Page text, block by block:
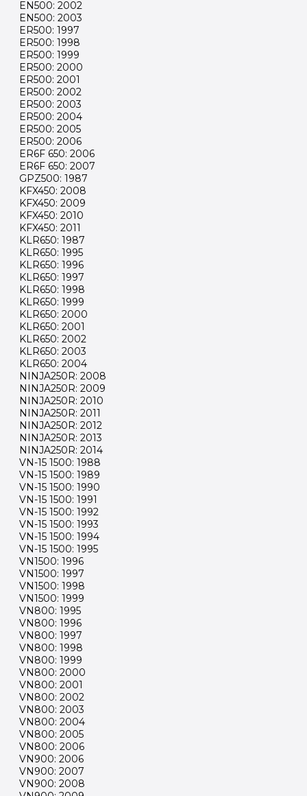
EN500: 2002
EN500: 2003
ER500: 1997
ER500: 1998
ER500: 1999
ER500: 2000
ER500: 2001
ER500: 2002
ER500: 2003
ER500: 2004
ER500: 2005
ER500: 2006
ER6F 650: 2006
ER6F 650: 2007
GPZ500: 1987
KFX450: 2008
KFX450: 2009
KFX450: 2010
KFX450: 2011
KLR650: 1987
KLR650: 1995
KLR650: 1996
KLR650: 1997
KLR650: 1998
KLR650: 1999
KLR650: 2000
KLR650: 2001
KLR650: 2002
KLR650: 2003
KLR650: 2004
NINJA250R: 2008
NINJA250R: 2009
NINJA250R: 2010
NINJA250R: 2011
NINJA250R: 2012
NINJA250R: 2013
NINJA250R: 2014
VN-15 1500: 1988
VN-15 1500: 1989
VN-15 1500: 1990
VN-15 1500: 1991
VN-15 1500: 1992
VN-15 1500: 1993
VN-15 1500: 1994
VN-15 1500: 1995
VN1500: 1996
VN1500: 1997
VN1500: 1998
VN1500: 1999
VN800: 1995
VN800: 1996
VN800: 1997
VN800: 1998
VN800: 1999
VN800: 2000
VN800: 2001
VN800: 2002
VN800: 2003
VN800: 2004
VN800: 2005
VN800: 2006
VN900: 2006
VN900: 2007
VN900: 2008